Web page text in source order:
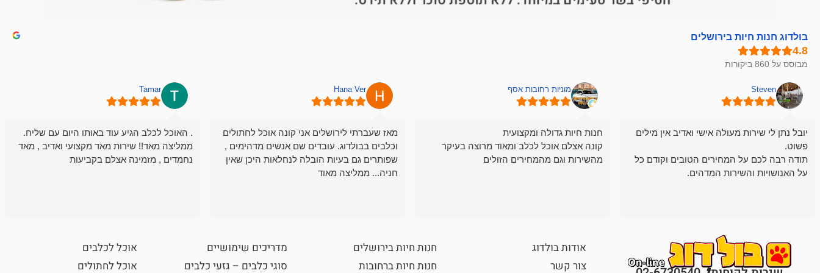
בולדוג חנות חיות בירושלים
מבוסס על 860 ביקורות
Steven
יובל נתן לי שירות מעולה אישי ואדיב אין מילים
פשוט.
תודה רבה לכם על המחירים הטובים וקודם כל
על האנושויות והשירות המדהים.
מוניות רחובות אסף
חנות חיות גדולה ומקצועית
קונה אצלם אוכל לכלב ומאוד מרוצה בעיקר
מהשירות וגם מהמחירים הזולים
Hana Ver
מאז שעברתי לירושלים אני קונה אוכל לחתולים
וכלבים בבולדוג. עובדים שם אנשים מדהימים ,
שפותרים גם בעיות הובלה לנחלאות היכן שאין
חניה... ממליצה מאוד
Tamar
. האוכל לכלב הגיע עוד באותו היום עם שליח.
ממליצה מאד!! שירות מאד מקצועי ואדיב , מאד
נחמדים , מזמינה אצלם בקביעות
אודות בולדוג
צור קשר
חנות חיות בירושלים
חנות חיות ברחובות
מדריכים שימושיים
סוגי כלבים – גזעי כלבים
אוכל לכלבים
אוכל לחתולים